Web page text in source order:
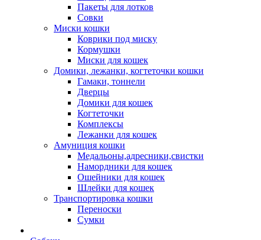
Пакеты для лотков
Совки
Миски кошки
Коврики под миску
Кормушки
Миски для кошек
Домики, лежанки, когтеточки кошки
Гамаки, тоннели
Дверцы
Домики для кошек
Когтеточки
Комплексы
Лежанки для кошек
Амуниция кошки
Медальоны,адресники,свистки
Намордники для кошек
Ошейники для кошек
Шлейки для кошек
Транспортировка кошки
Переноски
Сумки